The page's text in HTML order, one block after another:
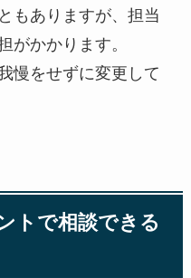
もありますが、担当
がかかります。
慢をせずに変更して
トで相談できる